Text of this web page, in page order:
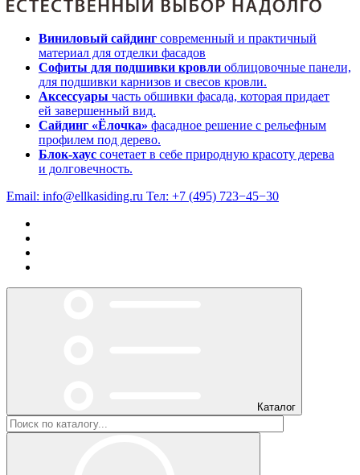
Виниловый сайдинг современный и практичный
материал для отделки фасадов
Софиты для подшивки кровли облицовочные панели,
для подшивки карнизов и свесов кровли.
Аксессуары часть обшивки фасада, которая придает
ей завершенный вид.
Сайдинг «Ёлочка» фасадное решение с рельефным
профилем под дерево.
Блок-хаус сочетает в себе природную красоту дерева
и долговечность.
Email: info@ellkasiding.ru Тел: +7 (495) 723−45−30
Каталог